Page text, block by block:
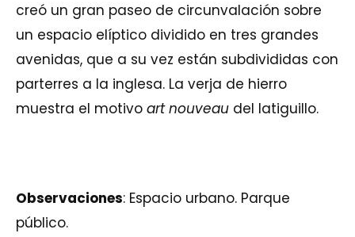
creó un gran paseo de circunvalación sobre
un espacio elíptico dividido en tres grandes
avenidas, que a su vez están subdivididas con
parterres a la inglesa. La verja de hierro
muestra el motivo art nouveau del latiguillo.
Observaciones: Espacio urbano. Parque
público.